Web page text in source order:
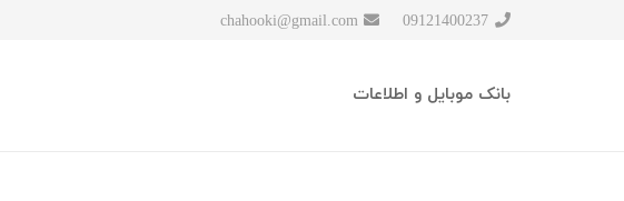
09121400237
chahooki@gmail.com
بانک موبایل و اطلاعات